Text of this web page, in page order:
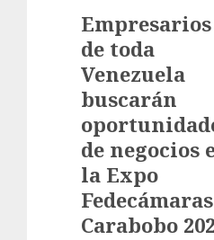
Empresarios
de toda
Venezuela
buscarán
de negocios
la Expo
Fedecámaras
Carabobo